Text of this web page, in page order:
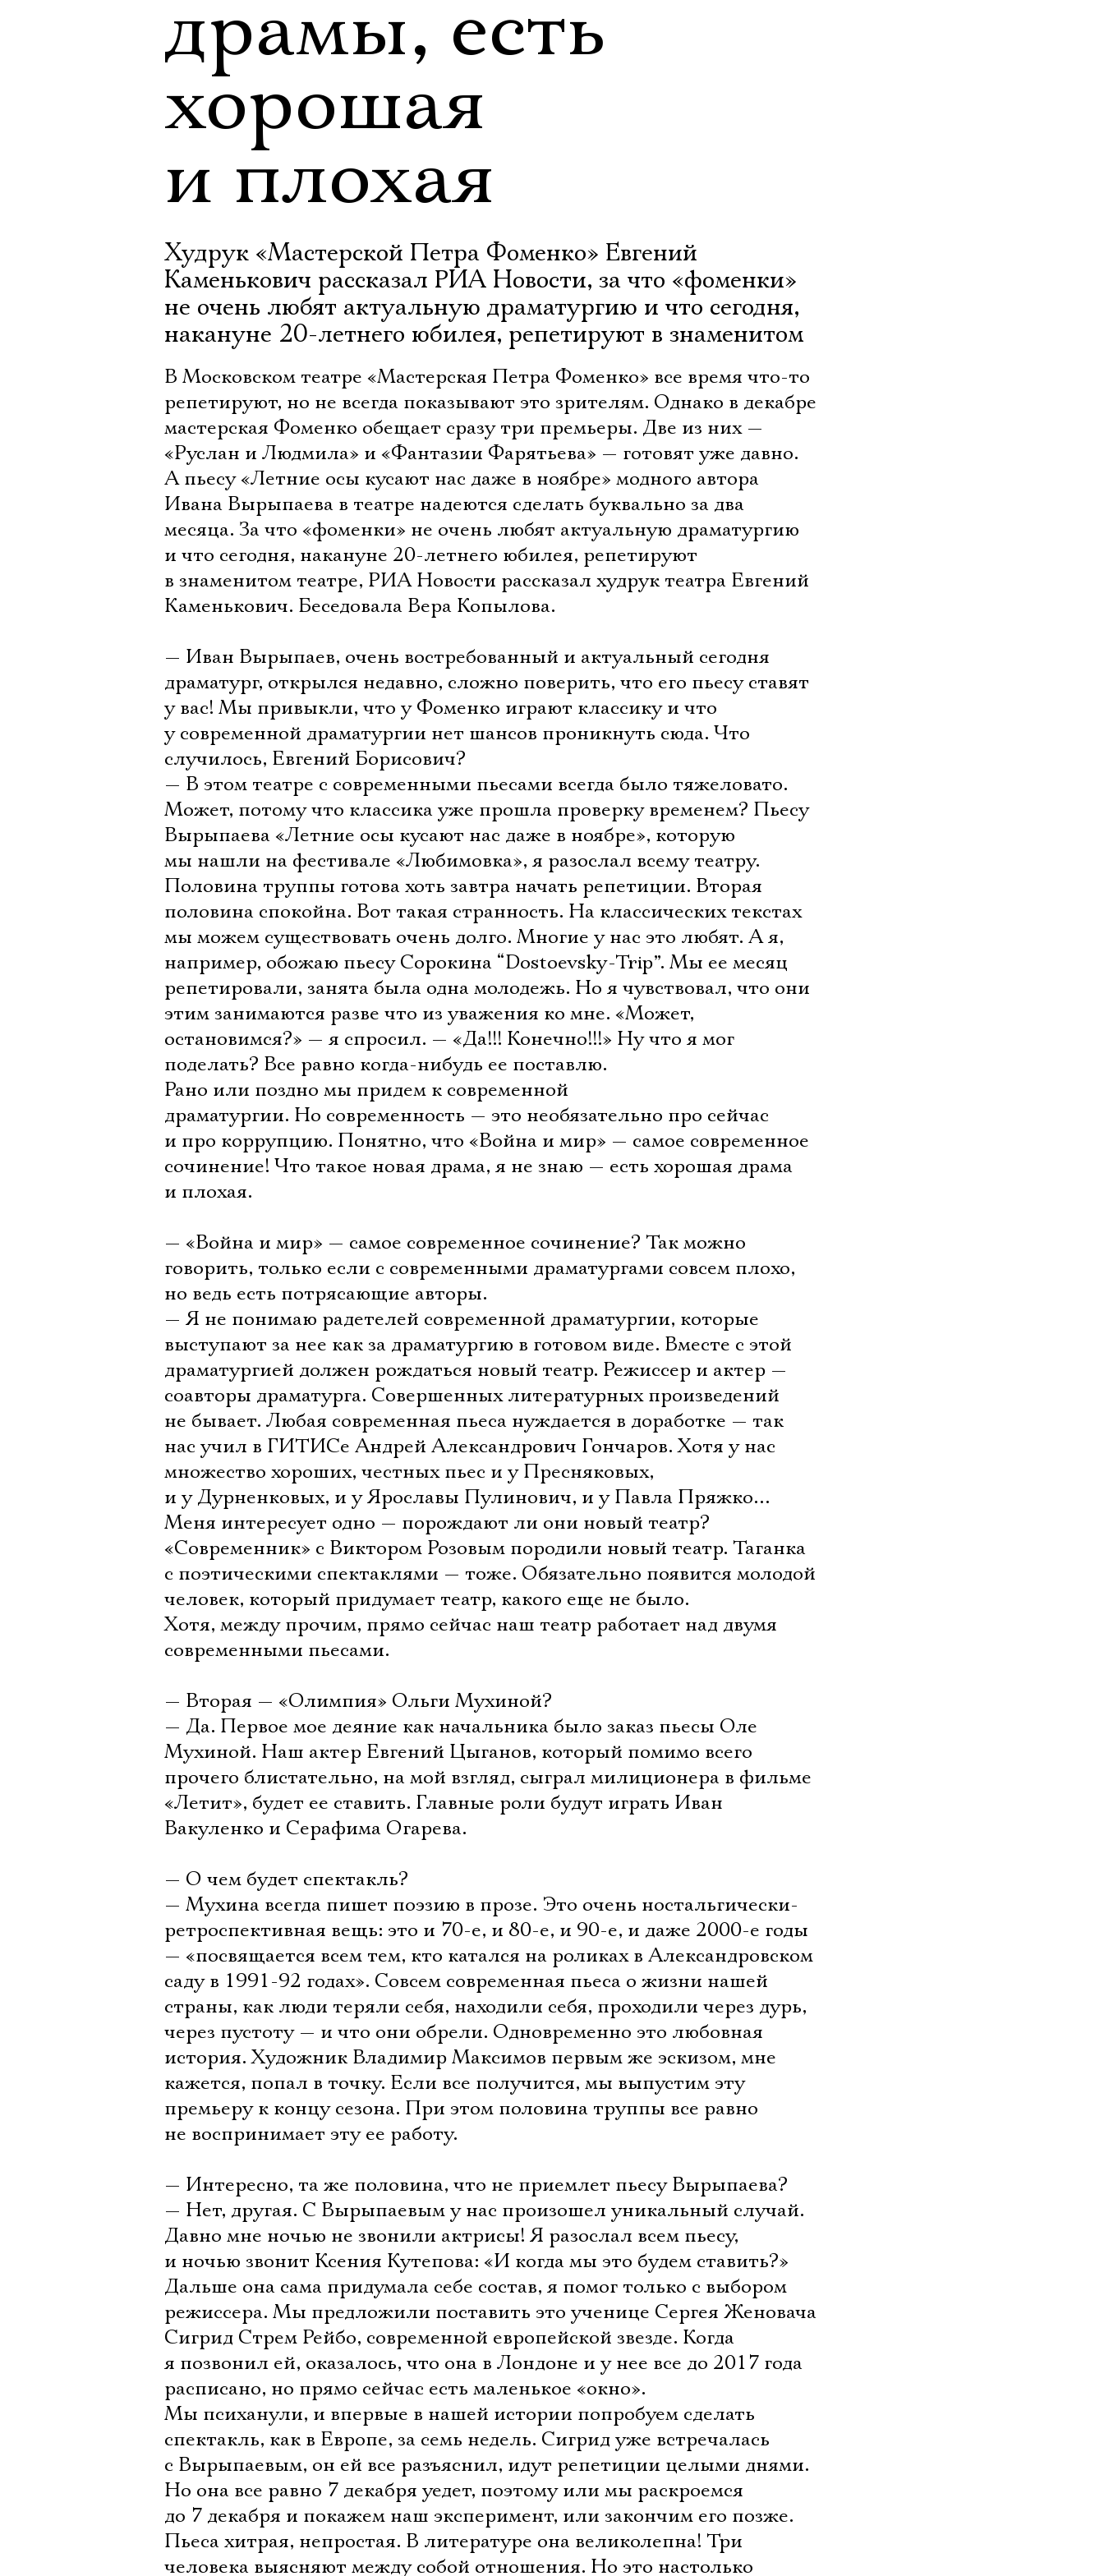
драмы, есть
хорошая
и плохая
Худрук «Мастерской Петра Фоменко» Евгений
Каменькович рассказал РИА Новости, за что «фоменки»
не очень любят актуальную драматургию и что сегодня,
накануне 20-летнего юбилея, репетируют в знаменитом
В Московском театре «Мастерская Петра Фоменко» все время что-то
репетируют, но не всегда показывают это зрителям. Однако в декабре
мастерская Фоменко обещает сразу три премьеры. Две из них —
«Руслан и Людмила» и «Фантазии Фарятьева» — готовят уже давно.
А пьесу «Летние осы кусают нас даже в ноябре» модного автора
Ивана Вырыпаева в театре надеются сделать буквально за два
месяца. За что «фоменки» не очень любят актуальную драматургию
и что сегодня, накануне 20-летнего юбилея, репетируют
в знаменитом театре, РИА Новости рассказал худрук театра Евгений
Каменькович. Беседовала Вера Копылова.
— Иван Вырыпаев, очень востребованный и актуальный сегодня
драматург, открылся недавно, сложно поверить, что его пьесу ставят
у вас! Мы привыкли, что у Фоменко играют классику и что
у современной драматургии нет шансов проникнуть сюда. Что
случилось, Евгений Борисович?
— В этом театре с современными пьесами всегда было тяжеловато.
Может, потому что классика уже прошла проверку временем? Пьесу
Вырыпаева «Летние осы кусают нас даже в ноябре», которую
мы нашли на фестивале «Любимовка», я разослал всему театру.
Половина труппы готова хоть завтра начать репетиции. Вторая
половина спокойна. Вот такая странность. На классических текстах
мы можем существовать очень долго. Многие у нас это любят. А я,
например, обожаю пьесу Сорокина “Dostoevsky-Trip”. Мы ее месяц
репетировали, занята была одна молодежь. Но я чувствовал, что они
этим занимаются разве что из уважения ко мне. «Может,
остановимся?» — я спросил. — «Да!!! Конечно!!!» Ну что я мог
поделать? Все равно когда-нибудь ее поставлю.
Рано или поздно мы придем к современной
драматургии. Но современность — это необязательно про сейчас
и про коррупцию. Понятно, что «Война и мир» — самое современное
сочинение! Что такое новая драма, я не знаю — есть хорошая драма
и плохая.
— «Война и мир» — самое современное сочинение? Так можно
говорить, только если с современными драматургами совсем плохо,
но ведь есть потрясающие авторы.
— Я не понимаю радетелей современной драматургии, которые
выступают за нее как за драматургию в готовом виде. Вместе с этой
драматургией должен рождаться новый театр. Режиссер и актер —
соавторы драматурга. Совершенных литературных произведений
не бывает. Любая современная пьеса нуждается в доработке — так
нас учил в ГИТИСе Андрей Александрович Гончаров. Хотя у нас
множество хороших, честных пьес и у Пресняковых,
и у Дурненковых, и у Ярославы Пулинович, и у Павла Пряжко…
Меня интересует одно — порождают ли они новый театр?
«Современник» с Виктором Розовым породили новый театр. Таганка
с поэтическими спектаклями — тоже. Обязательно появится молодой
человек, который придумает театр, какого еще не было.
Хотя, между прочим, прямо сейчас наш театр работает над двумя
современными пьесами.
— Вторая — «Олимпия» Ольги Мухиной?
— Да. Первое мое деяние как начальника было заказ пьесы Оле
Мухиной. Наш актер Евгений Цыганов, который помимо всего
прочего блистательно, на мой взгляд, сыграл милиционера в фильме
«Летит», будет ее ставить. Главные роли будут играть Иван
Вакуленко и Серафима Огарева.
— О чем будет спектакль?
— Мухина всегда пишет поэзию в прозе. Это очень ностальгически-
ретроспективная вещь: это и 70-е, и 80-е, и 90-е, и даже 2000-е годы
— «посвящается всем тем, кто катался на роликах в Александровском
саду в 1991-92 годах». Совсем современная пьеса о жизни нашей
страны, как люди теряли себя, находили себя, проходили через дурь,
через пустоту — и что они обрели. Одновременно это любовная
история. Художник Владимир Максимов первым же эскизом, мне
кажется, попал в точку. Если все получится, мы выпустим эту
премьеру к концу сезона. При этом половина труппы все равно
не воспринимает эту ее работу.
— Интересно, та же половина, что не приемлет пьесу Вырыпаева?
— Нет, другая. С Вырыпаевым у нас произошел уникальный случай.
Давно мне ночью не звонили актрисы! Я разослал всем пьесу,
и ночью звонит Ксения Кутепова: «И когда мы это будем ставить?»
Дальше она сама придумала себе состав, я помог только с выбором
режиссера. Мы предложили поставить это ученице Сергея Женовача
Сигрид Стрем Рейбо, современной европейской звезде. Когда
я позвонил ей, оказалось, что она в Лондоне и у нее все до 2017 года
расписано, но прямо сейчас есть маленькое «окно».
Мы психанули, и впервые в нашей истории попробуем сделать
спектакль, как в Европе, за семь недель. Сигрид уже встречалась
с Вырыпаевым, он ей все разъяснил, идут репетиции целыми днями.
Но она все равно 7 декабря уедет, поэтому или мы раскроемся
до 7 декабря и покажем наш эксперимент, или закончим его позже.
Пьеса хитрая, непростая. В литературе она великолепна! Три
человека выясняют между собой отношения. Но это настолько
Имя
Ознакомиться